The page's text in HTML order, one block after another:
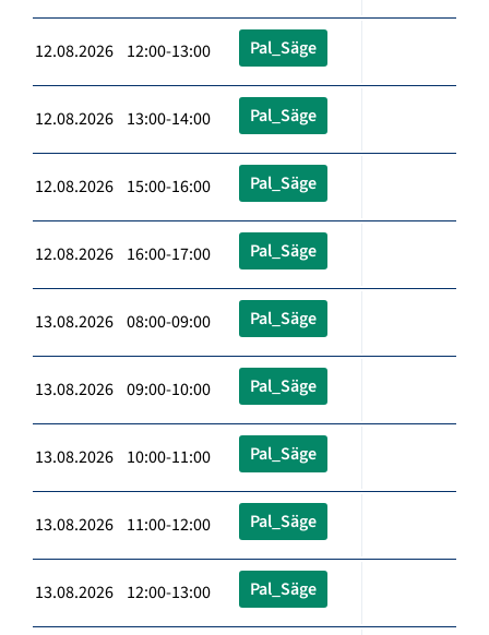
12.08.2026 12:00-13:00 Pal_Säge
12.08.2026 13:00-14:00 Pal_Säge
12.08.2026 15:00-16:00 Pal_Säge
12.08.2026 16:00-17:00 Pal_Säge
13.08.2026 08:00-09:00 Pal_Säge
13.08.2026 09:00-10:00 Pal_Säge
13.08.2026 10:00-11:00 Pal_Säge
13.08.2026 11:00-12:00 Pal_Säge
13.08.2026 12:00-13:00 Pal_Säge